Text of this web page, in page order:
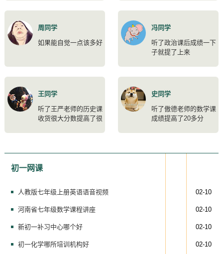
周同学
如果能自觉一点该多好
冯同学
听了政治课后成绩一下
子就提了上来
王同学
听了王严老师的历史课
收货很大分数提高了很
史同学
听了傲德老师的数学课
成绩提高了20多分
初一网课
人教版七年级上册英语语音视频 02-10
河南省七年级数学课程讲座 02-10
新初一补习中心哪个好 02-10
初一化学哪所培训机构好 02-10